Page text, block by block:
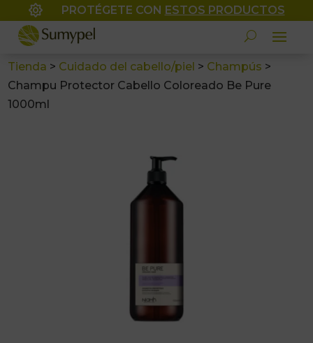
 PROTÉGETE CON ESTOS PRODUCTOS
Tienda > Cuidado del cabello/piel > Champús >
Champu Protector Cabello Coloreado Be Pure
1000ml